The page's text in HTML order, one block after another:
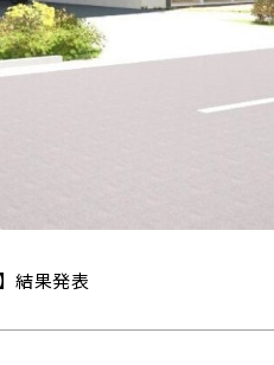
結果発表
Instagram投票のご案内
建設100周年記念アートワーク
務所仮移転のご案内